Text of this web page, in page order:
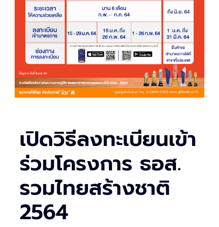
เปิดวิธีลงทะเบียนเข้า
ร่วมโครงการ ธอส.
รวมไทยสร้างชาติ
2564